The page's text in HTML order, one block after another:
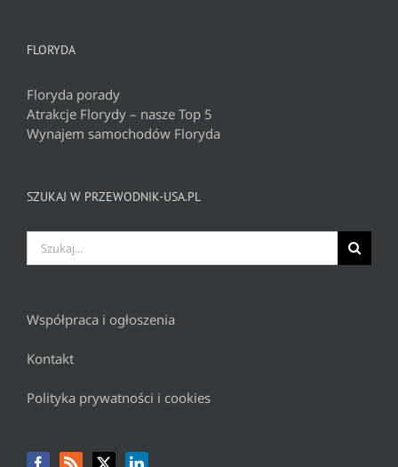
FLORYDA
Floryda porady
Atrakcje Florydy – nasze Top 5
Wynajem samochodów Floryda
SZUKAJ W PRZEWODNIK-USA.PL
Szukaj
Współpraca i ogłoszenia
Kontakt
Polityka prywatności i cookies